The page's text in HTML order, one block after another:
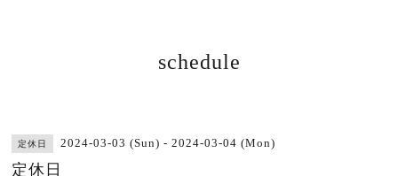
schedule
定休日 2024-03-03 (Sun) - 2024-03-04 (Mon)
定休日